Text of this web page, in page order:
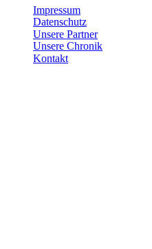
Impressum
Datenschutz
Unsere Partner
Unsere Chronik
Kontakt